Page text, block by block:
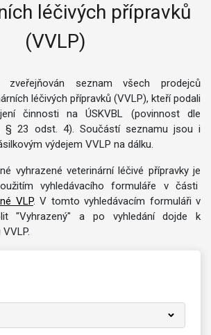
léčivých přípravků
(VVLP)
seznam všech prodejců
léčivých přípravků (VVLP), kteří podali
činnosti na ÚSKVBL (povinnost dle
§ 23 odst. 4). Součástí seznamu jsou i
výdejem VVLP na dálku.
vyhrazené veterinární léčivé přípravky je
vyhledávacího formuláře v části
VLP. V tomto vyhledávacím formuláři v
"Vyhrazený" a po vyhledání dojde k